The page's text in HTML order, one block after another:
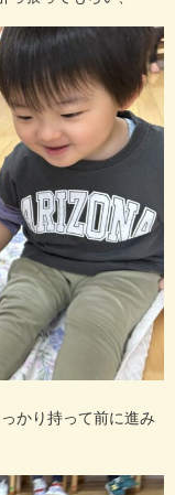
かり持って前に進み